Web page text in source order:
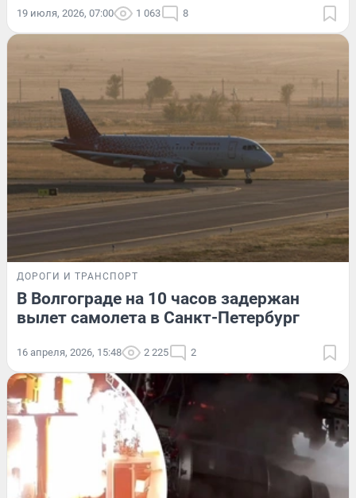
19 июля, 2026, 07:00 1 063 8
ДОРОГИ И ТРАНСПОРТ
В Волгограде на 10 часов задержан
вылет самолета в Санкт-Петербург
16 апреля, 2026, 15:48 2 225 2